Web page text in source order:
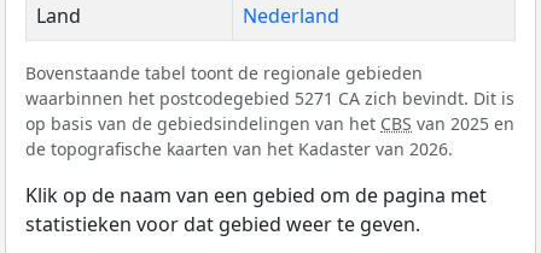
Land
Nederland
Bovenstaande tabel toont de regionale gebieden
waarbinnen het postcodegebied 5271 CA zich bevindt. Dit is
op basis van de gebiedsindelingen van het CBS van 2025 en
de topografische kaarten van het Kadaster van 2026.
Klik op de naam van een gebied om de pagina met
statistieken voor dat gebied weer te geven.